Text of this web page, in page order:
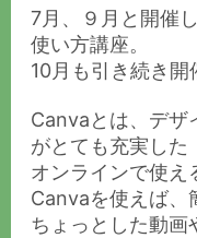
7月、９月と開催
使い方講座。
10月も引き続き開
Canvaとは、デザ
がとても充実した
オンラインで使え
Canvaを使えば、
ちょっとした動画